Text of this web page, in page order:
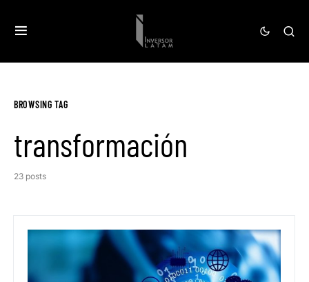
BROWSING TAG
transformación
23 posts